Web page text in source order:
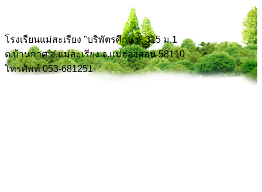
โรงเรียนแม่สะเรียง "บริพัตรศึกษา" 315 ม.1
ต.บ้านกาศ อ.แม่สะเรียง จ.แม่ฮ่องสอน 58110
โทรศัพท์ 053-681251